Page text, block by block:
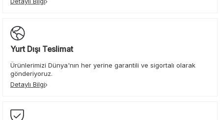
Yurt Dışı Teslimat
Ürünlerimizi Dünya'nın her yerine garantili ve sigortalı olarak
gönderiyoruz.
Detaylı Bilgi